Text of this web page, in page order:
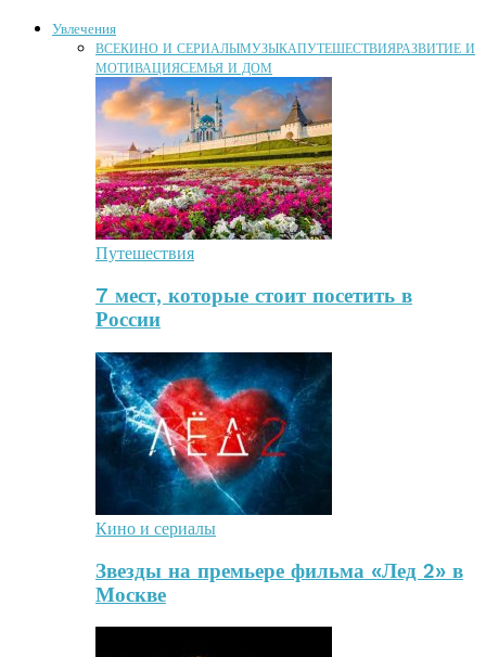
Увлечения
ВСЕКИНО И СЕРИАЛЫМУЗЫКАПУТЕШЕСТВИЯРАЗВИТИЕ И
МОТИВАЦИЯСЕМЬЯ И ДОМ
Путешествия
7 мест, которые стоит посетить в
России
Кино и сериалы
Звезды на премьере фильма «Лед 2» в
Москве